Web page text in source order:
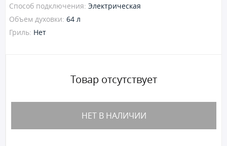
Способ подключения: Электрическая
Объем духовки: 64 л
Гриль: Нет
Товар отсутствует
НЕТ В НАЛИЧИИ